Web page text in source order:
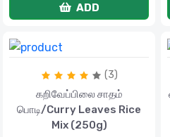
ADD
(3)
கறிவேப்பிலை சாதம்
பொடி/Curry Leaves Rice
Mix (250g)